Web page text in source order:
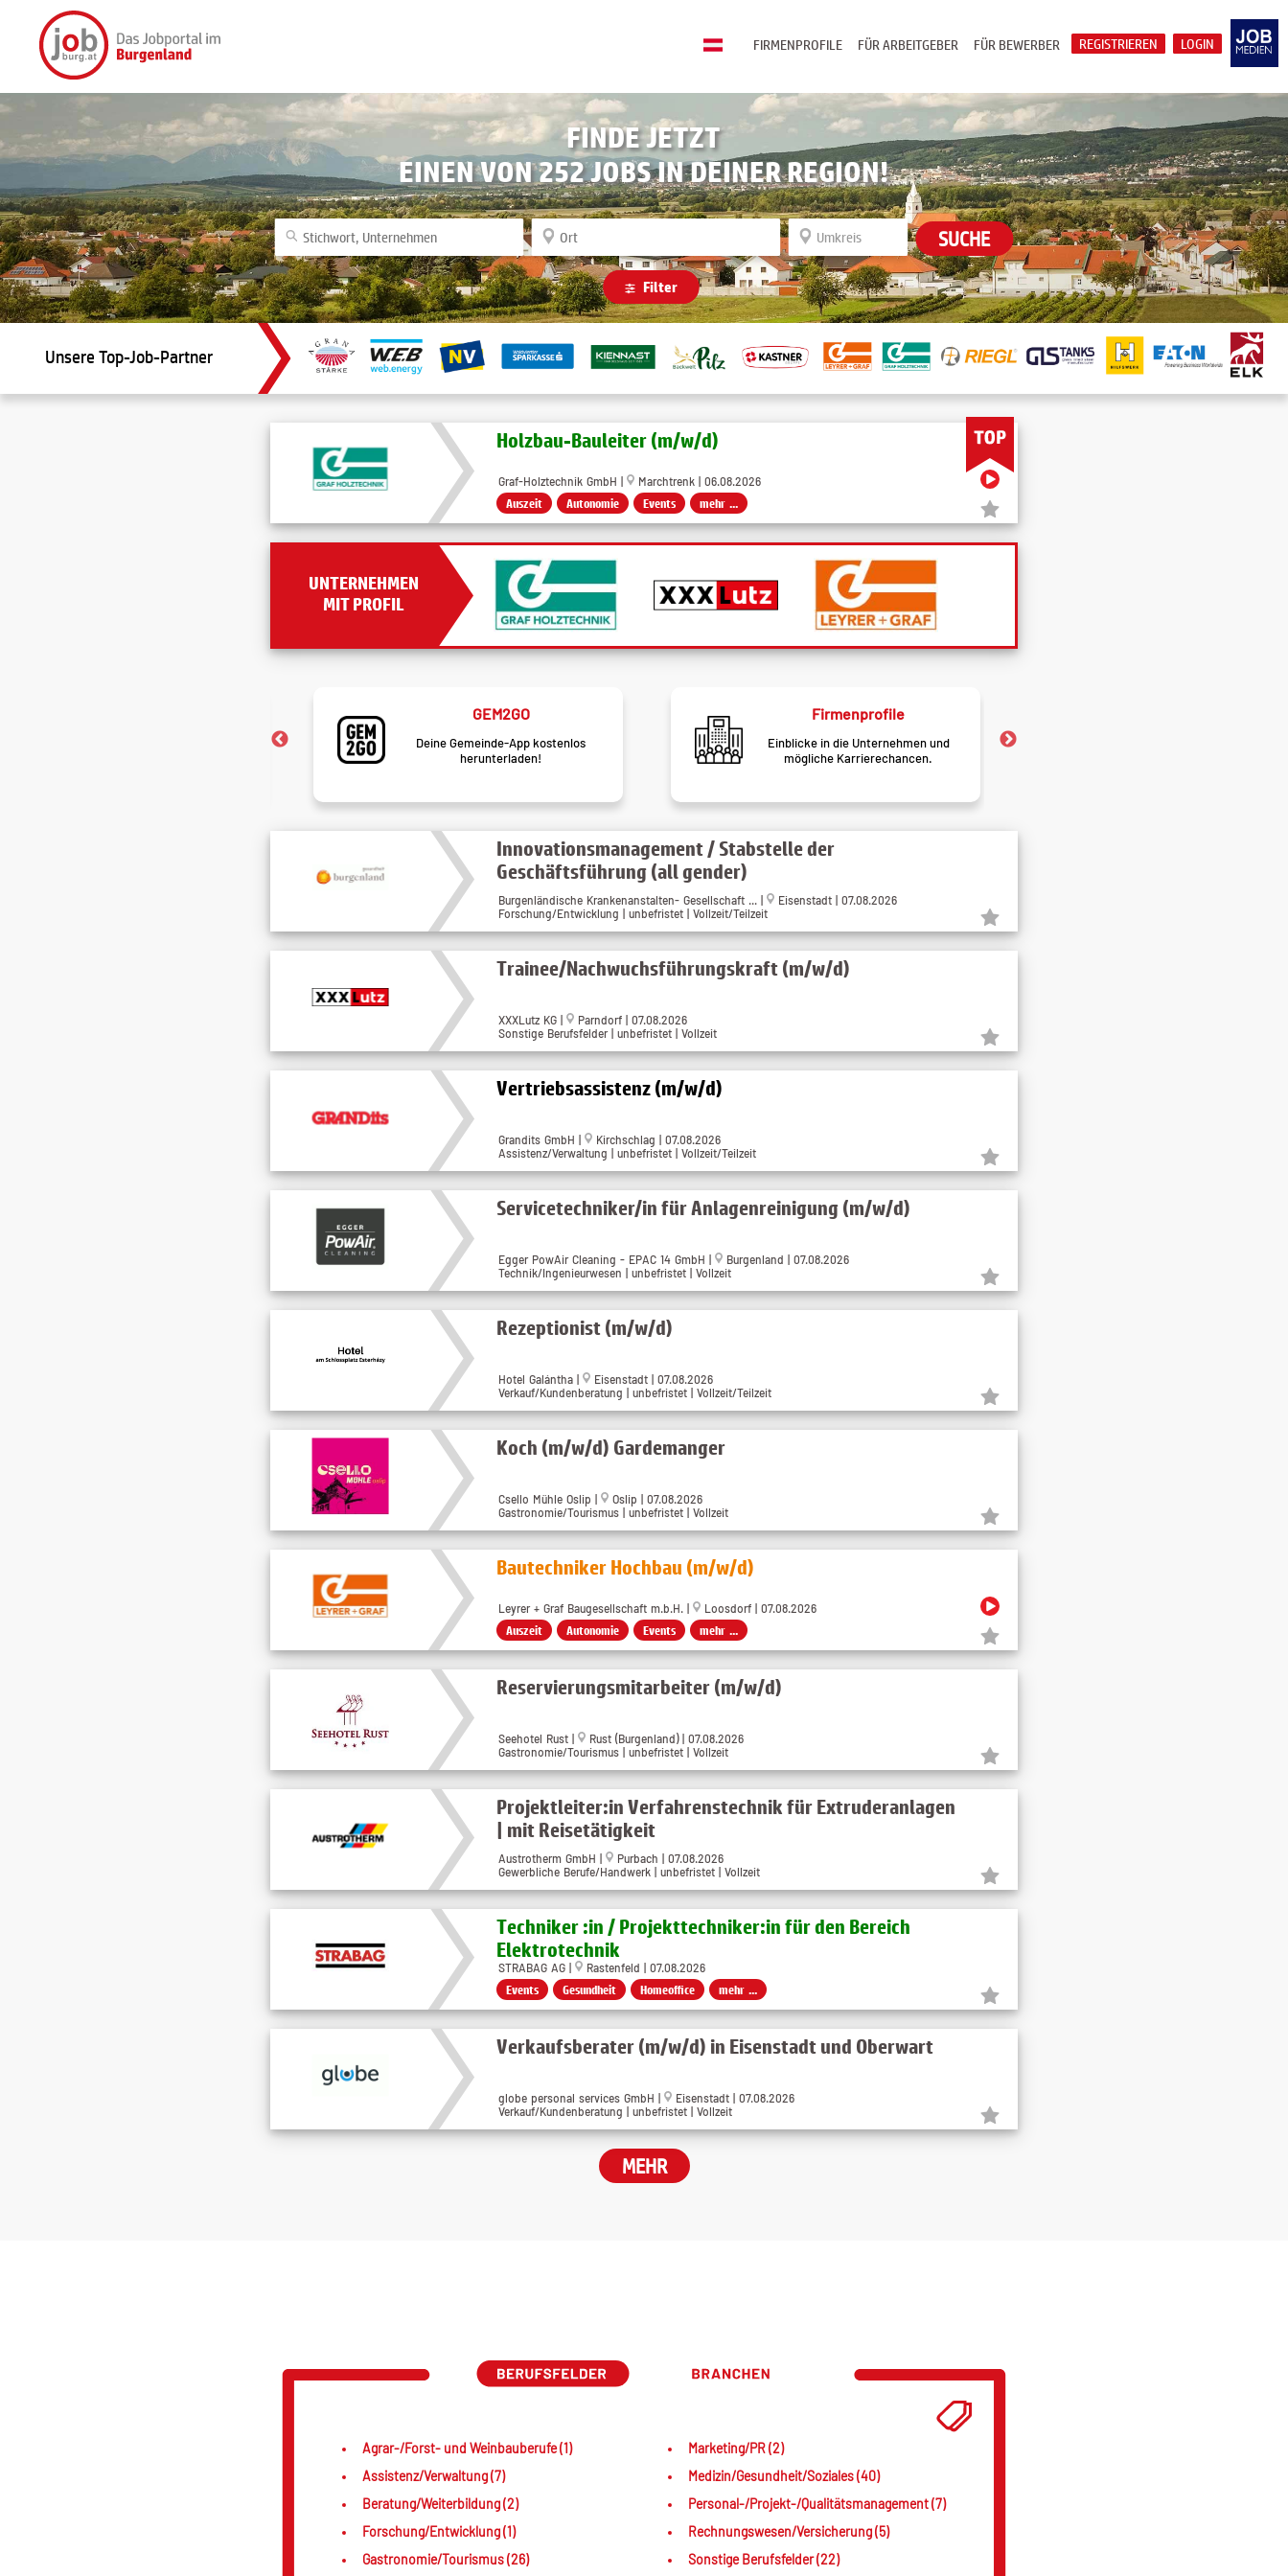
LOGIN
REGISTRIEREN
FÜR BEWERBER
FÜR ARBEITGEBER
FIRMENPROFILE
FINDE JETZT
EINEN VON252JOBS IN DEINER REGION!
SUCHE
Filter
Unsere Top-Job-Partner
Holzbau-Bauleiter (m/w/d)
Graf-Holztechnik GmbH | Marchtrenk | 06.08.2026
Auszeit Autonomie Events mehr ...
UNTERNEHMEN
MIT PROFIL
GEM2GO
Deine Gemeinde-App kostenlos
herunterladen!
Firmenprofile
Einblicke in die Unternehmen und
mögliche Karrierechancen.
Innovationsmanagement / Stabstelle der
Geschäftsführung (all gender)
Burgenländische Krankenanstalten- Gesellschaft ... | Eisenstadt | 07.08.2026
Forschung/Entwicklung | unbefristet | Vollzeit/Teilzeit
Trainee/Nachwuchsführungskraft (m/w/d)
XXXLutz KG | Parndorf | 07.08.2026
Sonstige Berufsfelder | unbefristet | Vollzeit
Vertriebsassistenz (m/w/d)
Grandits GmbH | Kirchschlag | 07.08.2026
Assistenz/Verwaltung | unbefristet | Vollzeit/Teilzeit
Servicetechniker/in für Anlagenreinigung (m/w/d)
Egger PowAir Cleaning - EPAC 14 GmbH | Burgenland | 07.08.2026
Technik/Ingenieurwesen | unbefristet | Vollzeit
Rezeptionist (m/w/d)
Hotel Galántha | Eisenstadt | 07.08.2026
Verkauf/Kundenberatung | unbefristet | Vollzeit/Teilzeit
Koch (m/w/d) Gardemanger
Csello Mühle Oslip | Oslip | 07.08.2026
Gastronomie/Tourismus | unbefristet | Vollzeit
Bautechniker Hochbau (m/w/d)
Leyrer + Graf Baugesellschaft m.b.H. | Loosdorf | 07.08.2026
Auszeit Autonomie Events mehr ...
Reservierungsmitarbeiter (m/w/d)
Seehotel Rust | Rust (Burgenland) | 07.08.2026
Gastronomie/Tourismus | unbefristet | Vollzeit
Projektleiter:in Verfahrenstechnik für Extruderanlagen
| mit Reisetätigkeit
Austrotherm GmbH | Purbach | 07.08.2026
Gewerbliche Berufe/Handwerk | unbefristet | Vollzeit
Techniker :in / Projekttechniker:in für den Bereich
Elektrotechnik
STRABAG AG | Rastenfeld | 07.08.2026
Events Gesundheit Homeoffice mehr ...
Verkaufsberater (m/w/d) in Eisenstadt und Oberwart
globe personal services GmbH | Eisenstadt | 07.08.2026
Verkauf/Kundenberatung | unbefristet | Vollzeit
MEHR
Agrar-/Forst- und Weinbauberufe (1)
Assistenz/Verwaltung (7)
Beratung/Weiterbildung (2)
Forschung/Entwicklung (1)
Gastronomie/Tourismus (26)
Marketing/PR (2)
Medizin/Gesundheit/Soziales (40)
Personal-/Projekt-/Qualitätsmanagement (7)
Rechnungswesen/Versicherung (5)
Sonstige Berufsfelder (22)